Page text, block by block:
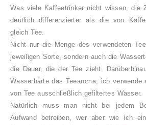
Was viele Kaffeetrinker nicht wissen, die
deutlich differenzierter als die von
gleich Tee.
Nicht nur die Menge des verwendeten
jeweiligen Sorte, sondern auch die
die Dauer, die der Tee zieht.
Wasserhärte das Teearoma, ich verwende
von Tee ausschließlich gefiltertes Wasser.
Natürlich muss man nicht bei jedem
Aufwand betreiben, wer aber wie ich